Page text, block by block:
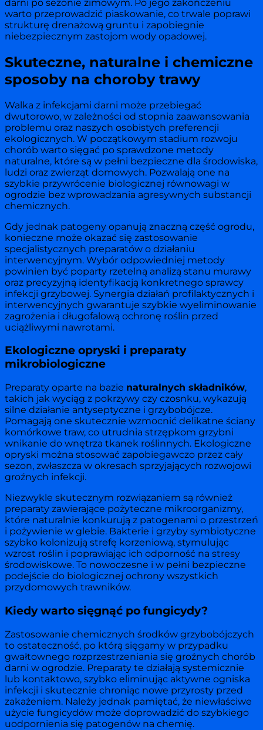
darni po sezonie zimowym. Po jego zakończeniu
warto przeprowadzić piaskowanie, co trwale poprawi
strukturę drenażową gruntu i zapobiegnie
niebezpiecznym zastojom wody opadowej.
Skuteczne, naturalne i chemiczne
sposoby na choroby trawy
Walka z infekcjami darni może przebiegać
dwutorowo, w zależności od stopnia zaawansowania
problemu oraz naszych osobistych preferencji
ekologicznych. W początkowym stadium rozwoju
chorób warto sięgać po sprawdzone metody
naturalne, które są w pełni bezpieczne dla środowiska,
ludzi oraz zwierząt domowych. Pozwalają one na
szybkie przywrócenie biologicznej równowagi w
ogrodzie bez wprowadzania agresywnych substancji
chemicznych.
Gdy jednak patogeny opanują znaczną część ogrodu,
konieczne może okazać się zastosowanie
specjalistycznych preparatów o działaniu
interwencyjnym. Wybór odpowiedniej metody
powinien być poparty rzetelną analizą stanu murawy
oraz precyzyjną identyfikacją konkretnego sprawcy
infekcji grzybowej. Synergia działań profilaktycznych i
interwencyjnych gwarantuje szybkie wyeliminowanie
zagrożenia i długofalową ochronę roślin przed
uciążliwymi nawrotami.
Ekologiczne opryski i preparaty
mikrobiologiczne
Preparaty oparte na bazie naturalnych składników,
takich jak wyciąg z pokrzywy czy czosnku, wykazują
silne działanie antyseptyczne i grzybobójcze.
Pomagają one skutecznie wzmocnić delikatne ściany
komórkowe traw, co utrudnia strzępkom grzybni
wnikanie do wnętrza tkanek roślinnych. Ekologiczne
opryski można stosować zapobiegawczo przez cały
sezon, zwłaszcza w okresach sprzyjających rozwojowi
groźnych infekcji.
Niezwykle skutecznym rozwiązaniem są również
preparaty zawierające pożyteczne mikroorganizmy,
które naturalnie konkurują z patogenami o przestrzeń
i pożywienie w glebie. Bakterie i grzyby symbiotyczne
szybko kolonizują strefę korzeniową, stymulując
wzrost roślin i poprawiając ich odporność na stresy
środowiskowe. To nowoczesne i w pełni bezpieczne
podejście do biologicznej ochrony wszystkich
przydomowych trawników.
Kiedy warto sięgnąć po fungicydy?
Zastosowanie chemicznych środków grzybobójczych
to ostateczność, po którą sięgamy w przypadku
gwałtownego rozprzestrzeniania się groźnych chorób
darni w ogrodzie. Preparaty te działają systemicznie
lub kontaktowo, szybko eliminując aktywne ogniska
infekcji i skutecznie chroniąc nowe przyrosty przed
zakażeniem. Należy jednak pamiętać, że niewłaściwe
użycie fungicydów może doprowadzić do szybkiego
uodpornienia się patogenów na chemię.